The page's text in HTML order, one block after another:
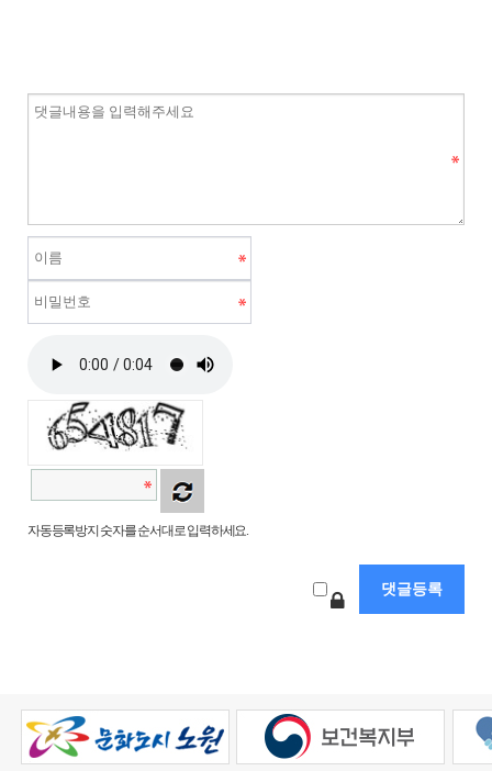
자동등록방지 숫자를 순서대로 입력하세요.